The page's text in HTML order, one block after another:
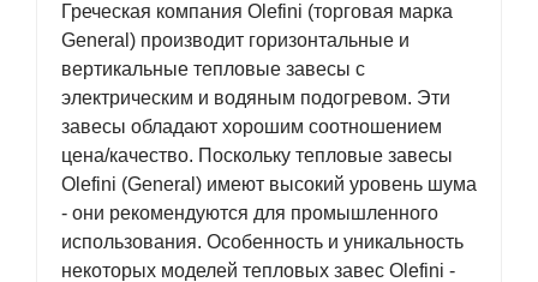
Греческая компания Olefini (торговая марка
General) производит горизонтальные и
вертикальные тепловые завесы с
электрическим и водяным подогревом. Эти
завесы обладают хорошим соотношением
цена/качество. Поскольку тепловые завесы
Olefini (General) имеют высокий уровень шума
- они рекомендуются для промышленного
использования. Особенность и уникальность
некоторых моделей тепловых завес Olefini -